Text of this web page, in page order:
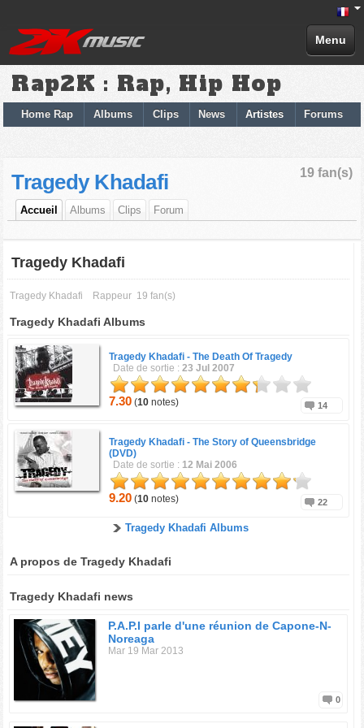
Menu
Rap2K : Rap, Hip Hop
Home Rap Albums Clips News Artistes Forums
19 fan(s)
Tragedy Khadafi
Accueil Albums Clips Forum
Tragedy Khadafi
Tragedy Khadafi Rappeur 19 fan(s)
Tragedy Khadafi Albums
Tragedy Khadafi -The Death Of Tragedy
Date de sortie :23 Jul 2007
7.30 (10 notes) 14
Tragedy Khadafi -The Story of Queensbridge
(DVD)
Date de sortie : 12 Mai 2006
9.20 (10 notes) 22
Tragedy Khadafi Albums
A propos de Tragedy Khadafi
Tragedy Khadafi news
P.A.P.I parle d'une réunion de Capone-N-
Noreaga
Mar 19 Mar 2013
0